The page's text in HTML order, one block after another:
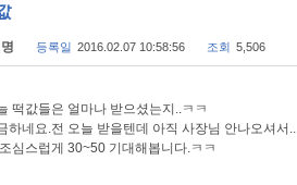
등록일 2016.02.07 10:58:56 조회 5,506
떡값들은 얼마나 받으셨는지..ㅋㅋ
하네요.전 오늘 받을텐데 아직 사장님 안나오셔서..
심스럽게 30~50 기대해봅니다.ㅋㅋ